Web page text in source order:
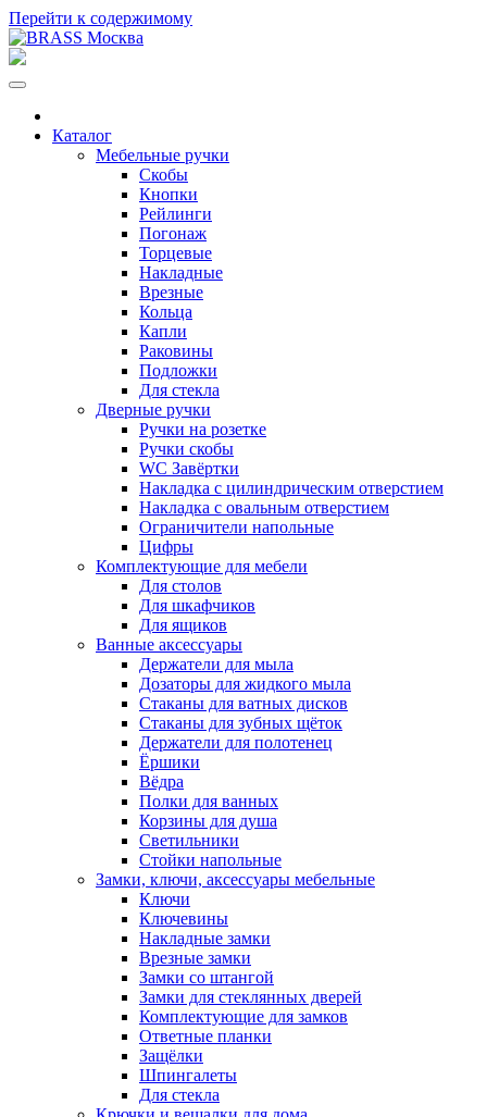
Перейти к содержимому
Каталог
Мебельные ручки
Скобы
Кнопки
Рейлинги
Погонаж
Торцевые
Накладные
Врезные
Кольца
Капли
Раковины
Подложки
Для стекла
Дверные ручки
Ручки на розетке
Ручки скобы
WC Завёртки
Накладка с цилиндрическим отверстием
Накладка с овальным отверстием
Ограничители напольные
Цифры
Комплектующие для мебели
Для столов
Для шкафчиков
Для ящиков
Ванные аксессуары
Держатели для мыла
Дозаторы для жидкого мыла
Стаканы для ватных дисков
Стаканы для зубных щёток
Держатели для полотенец
Ёршики
Вёдра
Полки для ванных
Корзины для душа
Светильники
Стойки напольные
Замки, ключи, аксессуары мебельные
Ключи
Ключевины
Накладные замки
Врезные замки
Замки со штангой
Замки для стеклянных дверей
Комплектующие для замков
Ответные планки
Защёлки
Шпингалеты
Для стекла